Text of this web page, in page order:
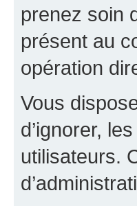
prenez soin
présent au
opération
Vous
d’ignorer,
utilisateurs.